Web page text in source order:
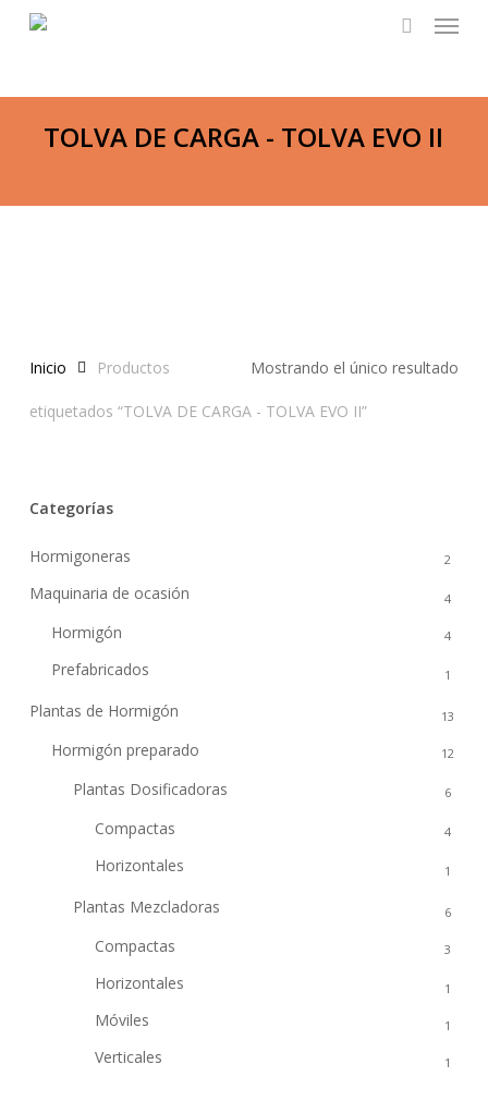
content
Menu
TOLVA DE CARGA - TOLVA EVO II
Mostrando el único resultado
Inicio Productos
etiquetados “TOLVA DE CARGA - TOLVA EVO II”
Categorías
Hormigoneras 2
Maquinaria de ocasión 4
Hormigón 4
Prefabricados 1
Plantas de Hormigón 13
Hormigón preparado 12
Plantas Dosificadoras 6
Compactas 4
Horizontales 1
Plantas Mezcladoras 6
Compactas 3
Horizontales 1
Móviles 1
Verticales 1